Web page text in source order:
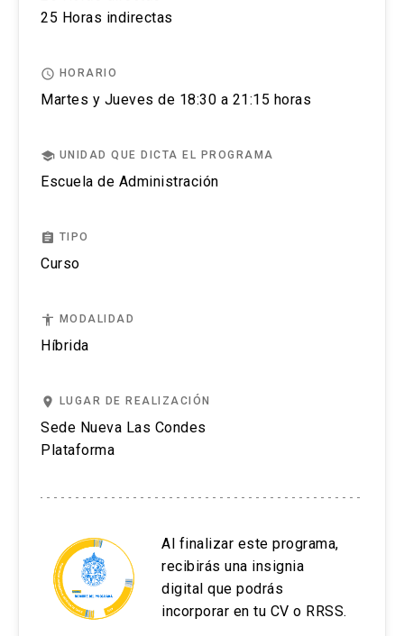
completo de la actividad para estar matriculado.
Puedes revisar aquí más información importante
25 Horas indirectas
access_time HORARIO
Martes y Jueves de 18:30 a 21:15 horas
school UNIDAD QUE DICTA EL PROGRAMA
Escuela de Administración
assignment TIPO
Curso
accessibility MODALIDAD
Híbrida
place LUGAR DE REALIZACIÓN
Sede Nueva Las Condes
Plataforma
Al finalizar este programa,
recibirás una insignia
digital que podrás
incorporar en tu CV o RRSS.